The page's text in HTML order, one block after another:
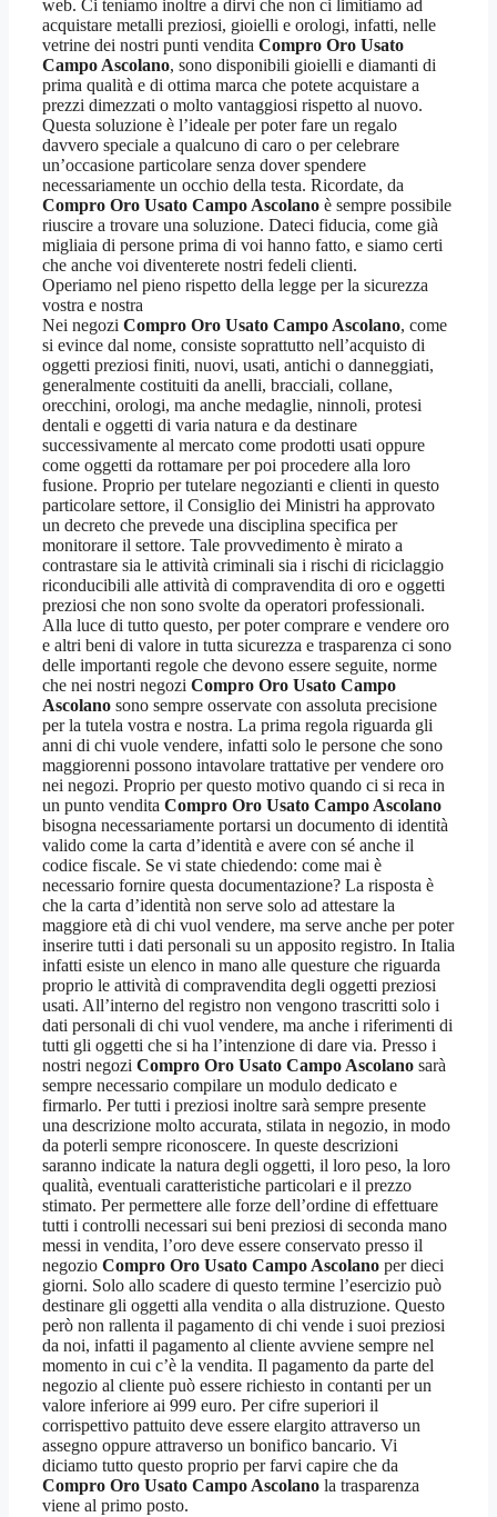
web. Ci teniamo inoltre a dirvi che non ci limitiamo ad
acquistare metalli preziosi, gioielli e orologi, infatti, nelle
vetrine dei nostri punti vendita Compro Oro Usato
Campo Ascolano, sono disponibili gioielli e diamanti di
prima qualità e di ottima marca che potete acquistare a
prezzi dimezzati o molto vantaggiosi rispetto al nuovo.
Questa soluzione è l’ideale per poter fare un regalo
davvero speciale a qualcuno di caro o per celebrare
un’occasione particolare senza dover spendere
necessariamente un occhio della testa. Ricordate, da
Compro Oro Usato Campo Ascolano è sempre possibile
riuscire a trovare una soluzione. Dateci fiducia, come già
migliaia di persone prima di voi hanno fatto, e siamo certi
che anche voi diventerete nostri fedeli clienti.
Operiamo nel pieno rispetto della legge per la sicurezza
vostra e nostra
Nei negozi Compro Oro Usato Campo Ascolano, come
si evince dal nome, consiste soprattutto nell’acquisto di
oggetti preziosi finiti, nuovi, usati, antichi o danneggiati,
generalmente costituiti da anelli, bracciali, collane,
orecchini, orologi, ma anche medaglie, ninnoli, protesi
dentali e oggetti di varia natura e da destinare
successivamente al mercato come prodotti usati oppure
come oggetti da rottamare per poi procedere alla loro
fusione. Proprio per tutelare negozianti e clienti in questo
particolare settore, il Consiglio dei Ministri ha approvato
un decreto che prevede una disciplina specifica per
monitorare il settore. Tale provvedimento è mirato a
contrastare sia le attività criminali sia i rischi di riciclaggio
riconducibili alle attività di compravendita di oro e oggetti
preziosi che non sono svolte da operatori professionali.
Alla luce di tutto questo, per poter comprare e vendere oro
e altri beni di valore in tutta sicurezza e trasparenza ci sono
delle importanti regole che devono essere seguite, norme
che nei nostri negozi Compro Oro Usato Campo
Ascolano sono sempre osservate con assoluta precisione
per la tutela vostra e nostra. La prima regola riguarda gli
anni di chi vuole vendere, infatti solo le persone che sono
maggiorenni possono intavolare trattative per vendere oro
nei negozi. Proprio per questo motivo quando ci si reca in
un punto vendita Compro Oro Usato Campo Ascolano
bisogna necessariamente portarsi un documento di identità
valido come la carta d’identità e avere con sé anche il
codice fiscale. Se vi state chiedendo: come mai è
necessario fornire questa documentazione? La risposta è
che la carta d’identità non serve solo ad attestare la
maggiore età di chi vuol vendere, ma serve anche per poter
inserire tutti i dati personali su un apposito registro. In Italia
infatti esiste un elenco in mano alle questure che riguarda
proprio le attività di compravendita degli oggetti preziosi
usati. All’interno del registro non vengono trascritti solo i
dati personali di chi vuol vendere, ma anche i riferimenti di
tutti gli oggetti che si ha l’intenzione di dare via. Presso i
nostri negozi Compro Oro Usato Campo Ascolano sarà
sempre necessario compilare un modulo dedicato e
firmarlo. Per tutti i preziosi inoltre sarà sempre presente
una descrizione molto accurata, stilata in negozio, in modo
da poterli sempre riconoscere. In queste descrizioni
saranno indicate la natura degli oggetti, il loro peso, la loro
qualità, eventuali caratteristiche particolari e il prezzo
stimato. Per permettere alle forze dell’ordine di effettuare
tutti i controlli necessari sui beni preziosi di seconda mano
messi in vendita, l’oro deve essere conservato presso il
negozio Compro Oro Usato Campo Ascolano per dieci
giorni. Solo allo scadere di questo termine l’esercizio può
destinare gli oggetti alla vendita o alla distruzione. Questo
però non rallenta il pagamento di chi vende i suoi preziosi
da noi, infatti il pagamento al cliente avviene sempre nel
momento in cui c’è la vendita. Il pagamento da parte del
negozio al cliente può essere richiesto in contanti per un
valore inferiore ai 999 euro. Per cifre superiori il
corrispettivo pattuito deve essere elargito attraverso un
assegno oppure attraverso un bonifico bancario. Vi
diciamo tutto questo proprio per farvi capire che da
Compro Oro Usato Campo Ascolano la trasparenza
viene al primo posto.